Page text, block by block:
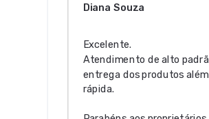
Diana Souza
Excelente.
Atendimento de alto
entrega dos produtos
rápida.